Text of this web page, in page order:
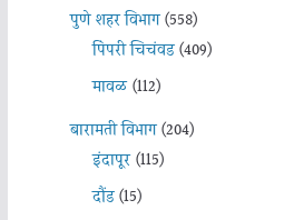
पुणे शहर विभाग(558)
पिंपरी चिचंवड(409)
मावळ(112)
बारामती विभाग(204)
इंदापूर(115)
दौंड(15)